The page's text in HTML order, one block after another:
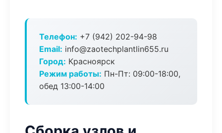
Телефон: +7 (942) 202-94-98
Email: info@zaotechplantlin655.ru
Город: Красноярск
Режим работы: Пн-Пт: 09:00-18:00,
обед 13:00-14:00